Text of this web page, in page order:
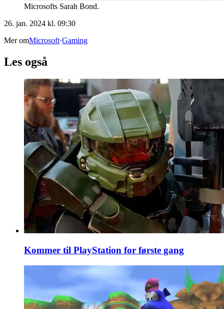
Microsofts Sarah Bond.
26. jan. 2024 kl. 09:30
Mer omMicrosoft·Gaming
Les også
Kommer til PlayStation for første gang